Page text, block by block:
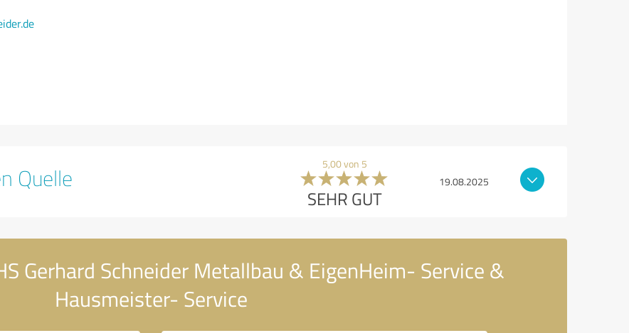
Quelle 5,00 von 5
SEHR GUT
19.08.2025
Gerhard Schneider Metallbau & EigenHeim- Service &
Hausmeister- Service